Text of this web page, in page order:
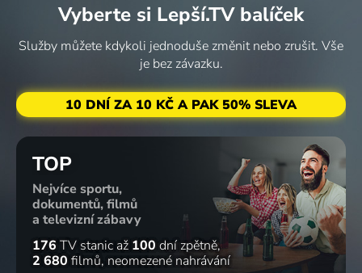
Vyberte si Lepší.TV balíček
Služby můžete kdykoli jednoduše změnit nebo zrušit. Vše
je bez závazku.
10 DNÍ ZA 10 KČ A PAK 50% SLEVA
TOP
Nejvíce sportu,
dokumentů, filmů
a televizní zábavy
176 TV stanic až 100 dní zpětně
2 680 filmů neomezené nahrávání